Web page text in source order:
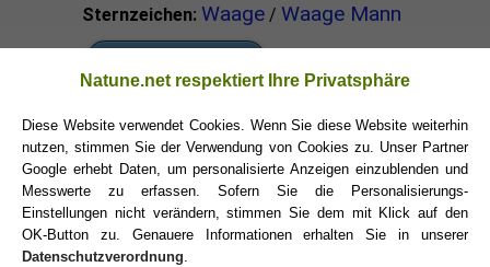
Sternzeichen: Waage/ Waage Mann
Waage Sternzeichen
Natune.net respektiert Ihre Privatsphäre
Diese Website verwendet Cookies. Wenn Sie diese Website weiterhin
nutzen, stimmen Sie der Verwendung von Cookies zu. Unser Partner
Google erhebt Daten, um personalisierte Anzeigen einzublenden und
Messwerte zu erfassen. Sofern Sie die Personalisierungs-
Einstellungen nicht verändern, stimmen Sie dem mit Klick auf den
OK-Button zu. Genauere Informationen erhalten Sie in unserer
Datenschutzverordnung.